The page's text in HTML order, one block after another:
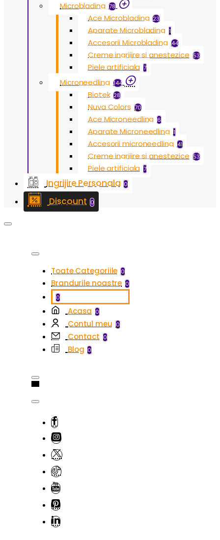
Microblading 78
Ace Microblading 23
Aparate Microblading 1
Accesorii Microblading 44
Creme ingrijire si anestezice 53
Piele artificiala 7
Microneedling 144
Biotek 28
Nuva Colors 70
Ace Microneedling 6
Aparate Microneedling 1
Accesorii microneedling 41
Creme ingrijire si anestezice 53
Piele artificiala 7
Ingrijire Personala 0
Discount 0
Toate Categoriile 0
Brandurile noastre 0
0
Acasa 0
Contul meu 0
Contact 0
Blog 0